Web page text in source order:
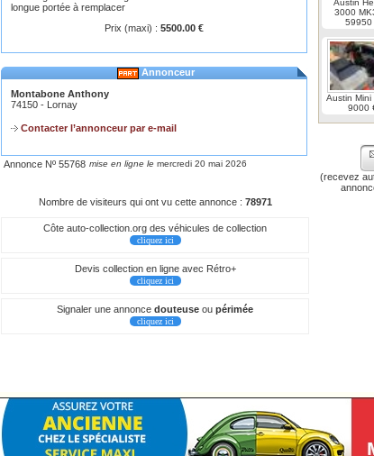
longue portée à remplacer
Prix (maxi) : 5500.00 €
Annonceur
Montabone Anthony
74150 - Lornay
Contacter l’annonceur par e-mail
Annonce Nº 55768 mise en ligne le mercredi 20 mai 2026
Nombre de visiteurs qui ont vu cette annonce : 78971
Côte auto-collection.org des véhicules de collection
cliquez ici
Devis collection en ligne avec Rétro+
cliquez ici
Signaler une annonce douteuse ou périmée
cliquez ici
Austin
3000
59950
Austin Mini
9000
(recevez